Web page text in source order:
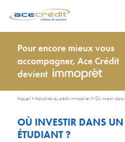
Pour encore mieux vous
accompagner, Ace Crédit
devient
Accueil >Actualités du crédit immobilier>Où investir dans
OÙ INVESTIR DANS
ÉTUDIANT ?